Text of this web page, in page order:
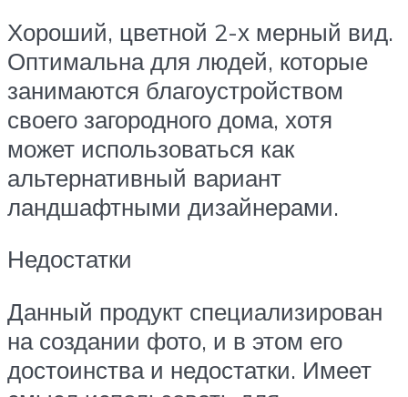
Хороший, цветной 2-х мерный вид.
Оптимальна для людей, которые
занимаются благоустройством
своего загородного дома, хотя
может использоваться как
альтернативный вариант
ландшафтными дизайнерами.
Недостатки
Данный продукт специализирован
на создании фото, и в этом его
достоинства и недостатки. Имеет